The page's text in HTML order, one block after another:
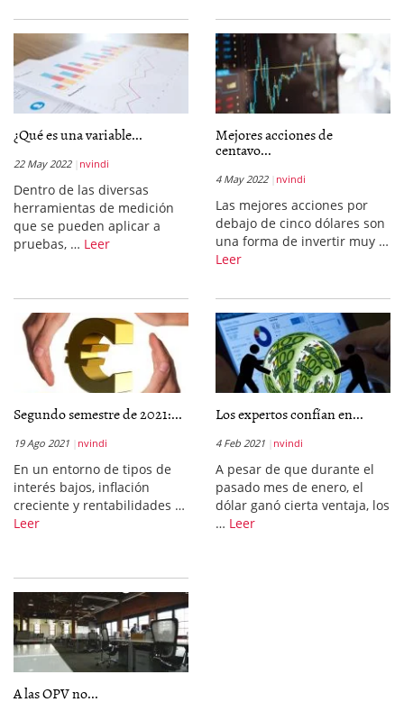
¿Qué es una variable...
22 May 2022 nvindi
Dentro de las diversas
herramientas de medición
que se pueden aplicar a
pruebas, … Leer
Mejores acciones de
centavo...
4 May 2022 nvindi
Las mejores acciones por
debajo de cinco dólares son
una forma de invertir muy …
Leer
Segundo semestre de 2021:...
19 Ago 2021 nvindi
En un entorno de tipos de
interés bajos, inflación
creciente y rentabilidades …
Leer
Los expertos confían en...
4 Feb 2021 nvindi
A pesar de que durante el
pasado mes de enero, el
dólar ganó cierta ventaja, los
… Leer
A las OPV no...